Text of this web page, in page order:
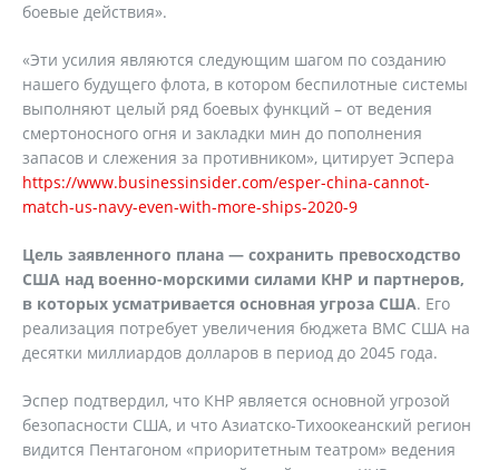
боевые действия».
«Эти усилия являются следующим шагом по созданию
нашего будущего флота, в котором беспилотные системы
выполняют целый ряд боевых функций – от ведения
смертоносного огня и закладки мин до пополнения
запасов и слежения за противником», цитирует Эспера
https://www.businessinsider.com/esper-china-cannot-
match-us-navy-even-with-more-ships-2020-9
Цель заявленного плана — сохранить превосходство
США над военно-морскими силами КНР и партнеров,
в которых усматривается основная угроза США. Его
реализация потребует увеличения бюджета ВМС США на
десятки миллиардов долларов в период до 2045 года.
Эспер подтвердил, что КНР является основной угрозой
безопасности США, и что Азиатско-Тихоокеанский регион
видится Пентагоном «приоритетным театром» ведения